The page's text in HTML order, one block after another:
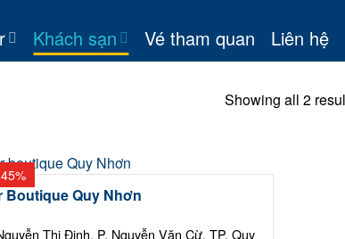
Khách sạn Vé tham quan Liên hệ
Showing all 2
Boutique Quy Nhơn
Thị Định, P. Nguyễn Văn Cừ, TP. Quy